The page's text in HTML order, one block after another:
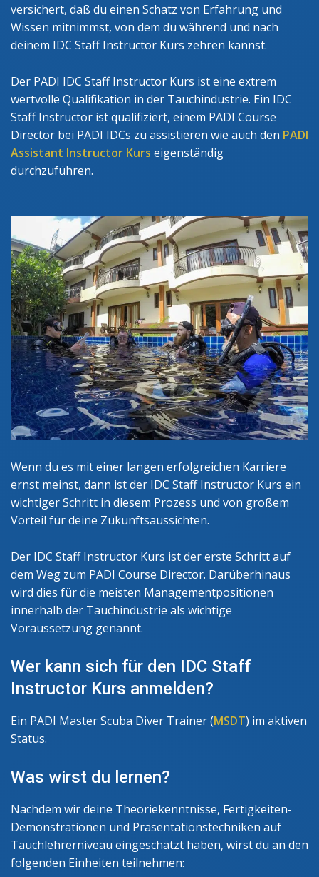
versichert, daß du einen Schatz von Erfahrung und
Wissen mitnimmst, von dem du während und nach
deinem IDC Staff Instructor Kurs zehren kannst.
Der PADI IDC Staff Instructor Kurs ist eine extrem
wertvolle Qualifikation in der Tauchindustrie. Ein IDC
Staff Instructor ist qualifiziert, einem PADI Course
Director bei PADI IDCs zu assistieren wie auch den PADI
Assistant Instructor Kurs eigenständig
durchzuführen.
Wenn du es mit einer langen erfolgreichen Karriere
ernst meinst, dann ist der IDC Staff Instructor Kurs ein
wichtiger Schritt in diesem Prozess und von großem
Vorteil für deine Zukunftsaussichten.
Der IDC Staff Instructor Kurs ist der erste Schritt auf
dem Weg zum PADI Course Director. Darüberhinaus
wird dies für die meisten Managementpositionen
innerhalb der Tauchindustrie als wichtige
Voraussetzung genannt.
Wer kann sich für den IDC Staff
Instructor Kurs anmelden?
Ein PADI Master Scuba Diver Trainer (MSDT) im aktiven
Status.
Was wirst du lernen?
Nachdem wir deine Theoriekenntnisse, Fertigkeiten-
Demonstrationen und Präsentationstechniken auf
Tauchlehrerniveau eingeschätzt haben, wirst du an den
folgenden Einheiten teilnehmen: